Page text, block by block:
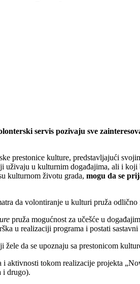
servis pozivaju sve
prestonice kulture, predstavljajući
u kulturnim događajima, ali i
kulturnom životu grada, mogu da se
da volontiranje u kulturi pruža
pruža mogućnost za učešće u
u realizaciji programa i postati
da se upoznaju sa prestonicom
aktivnosti tokom realizacije projekta
i drugo).